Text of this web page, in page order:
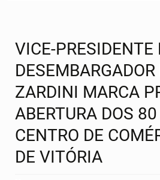
VICE-PRESIDENTE
ZARDINI MARCA
ABERTURA DOS
CENTRO DE
DE VITÓRIA